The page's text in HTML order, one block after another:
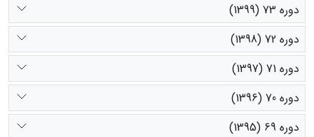
دوره 73 (1399)
دوره 72 (1398)
دوره 71 (1397)
دوره 70 (1396)
دوره 69 (1395)